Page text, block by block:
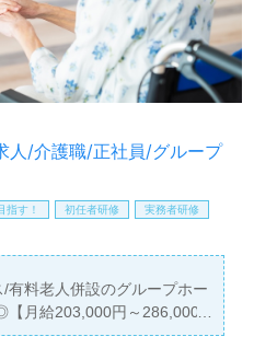
希望に応じてお問い合わせ/ご
紹介、年収交渉など完全無
す。＜非公開求人も取扱い
緒に転職活動！お問い合わ
人/介護職/正社員/グループ
指す！ 初任者研修 実務者研修
有料老人併設のグループホー
月給203,000円～286,000